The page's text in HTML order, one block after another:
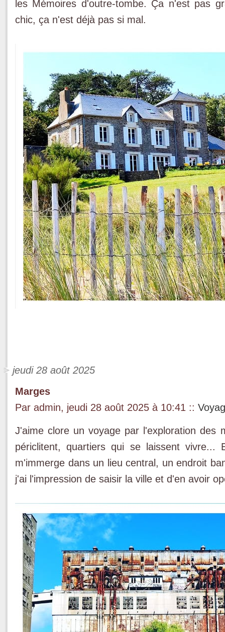
les Mémoires d'outre-tombe. Ça n'est pas
chic, ça n'est déjà pas si mal.
jeudi 28 août 2025
Marges
Par admin, jeudi 28 août 2025 à 10:41 ::
J'aime clore un voyage par l'exploration des
périclitent, quartiers qui se laissent
m'immerge dans un lieu central, un endroit
j'ai l'impression de saisir la ville et d'en avoir